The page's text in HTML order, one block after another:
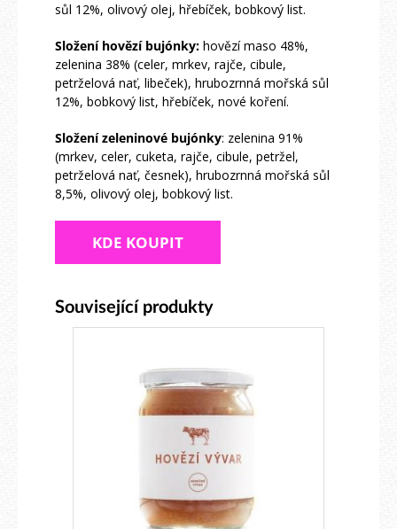
sůl 12%, olivový olej, hřebíček, bobkový list.
Složení hovězí bujónky: hovězí maso 48%,
zelenina 38% (celer, mrkev, rajče, cibule,
petrželová nať, libeček), hrubozrnná mořská sůl
12%, bobkový list, hřebíček, nové koření.
Složení zeleninové bujónky: zelenina 91%
(mrkev, celer, cuketa, rajče, cibule, petržel,
petrželová nať, česnek), hrubozrnná mořská sůl
8,5%, olivový olej, bobkový list.
KDE KOUPIT
Související produkty